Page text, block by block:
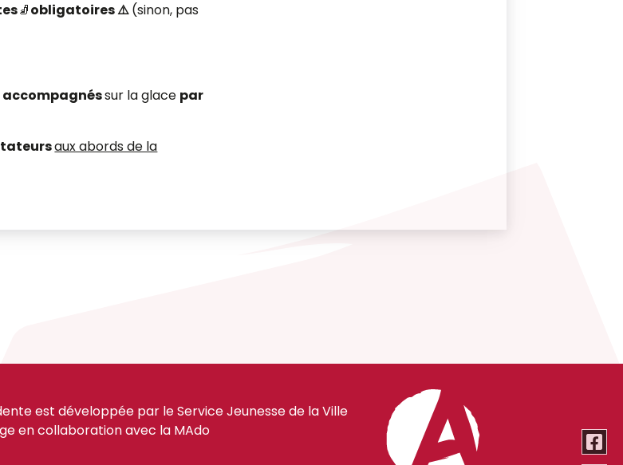
🧦obligatoires ⚠️(sinon, pas
accompagnéssur la glace par
aux abords de la
est développée par le Service Jeunesse de la Ville
en collaboration avec la MAdo